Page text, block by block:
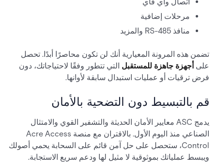
مرحلات إضافية
منافذ RS-485 والمزيد
تضمن هذه المرونة المعيارية أنك لن تكون محاصرًا أبدًا. تحصل
على أجهزة جاهزة للمستقبل التي تتطور وفقًا لاحتياجاتك، دون
فرض ترقيات أو عمليات استبدال سابقة لأوانها.
قم بالتبسيط دون التضحية بالأمان
يدمج ASC معايير الأمان الحديثة والتشفير القوي والامتثال
الصناعي منذ اليوم الأول. بالاقتران مع منصة Acre Access
Control، ستحصل على حل آمن قائم على السحابة يحمي أصولك
ويبسط عملياتك بموثوقية لا مثيل لها ودعم سريع الاستجابة.